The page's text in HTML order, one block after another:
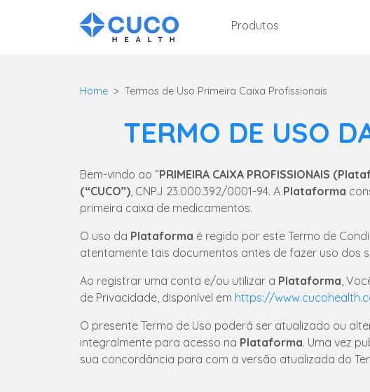
Produtos
Home Termos de Uso Primeira Caixa Profissionais
TERMO DE USO
Bem-vindo ao “PRIMEIRA CAIXA PROFISSIONAIS
(“CUCO”), CNPJ 23.000.392/0001-94. A Plataforma
primeira caixa de medicamentos.
O uso da Plataforma é regido por este Termo de
atentamente tais documentos antes de fazer uso dos
Ao registrar uma conta e/ou utilizar a Plataforma,
de Privacidade, disponível em https://
O presente Termo de Uso poderá ser atualizado ou
integralmente para acesso na Plataforma. Uma vez
sua concordância para com a versão atualizada do